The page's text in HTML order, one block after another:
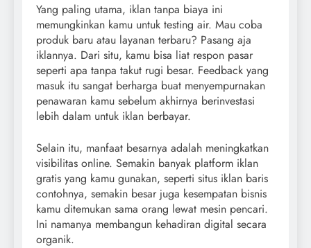
Yang paling utama, iklan tanpa biaya ini
memungkinkan kamu untuk testing air. Mau coba
produk baru atau layanan terbaru? Pasang aja
iklannya. Dari situ, kamu bisa liat respon pasar
seperti apa tanpa takut rugi besar. Feedback yang
masuk itu sangat berharga buat menyempurnakan
penawaran kamu sebelum akhirnya berinvestasi
lebih dalam untuk iklan berbayar.
Selain itu, manfaat besarnya adalah meningkatkan
visibilitas online. Semakin banyak platform iklan
gratis yang kamu gunakan, seperti situs iklan baris
contohnya, semakin besar juga kesempatan bisnis
kamu ditemukan sama orang lewat mesin pencari.
Ini namanya membangun kehadiran digital secara
organik.